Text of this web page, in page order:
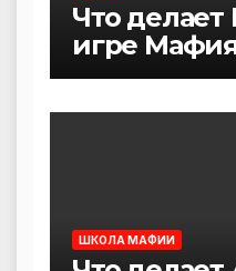
Что
игре
ШКОЛА МАФИИ